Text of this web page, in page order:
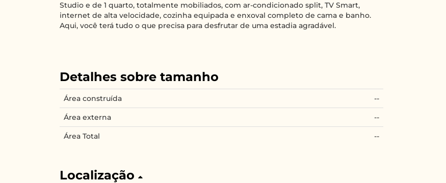
Studio e de 1 quarto, totalmente mobiliados, com ar-condicionado split, TV Smart,
internet de alta velocidade, cozinha equipada e enxoval completo de cama e banho.
Aqui, você terá tudo o que precisa para desfrutar de uma estadia agradável.
Detalhes sobre tamanho
Área construída --
Área externa --
Área Total --
Localização